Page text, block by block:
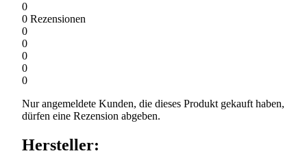
0
0 Rezensionen
0
0
0
0
0
Nur angemeldete Kunden, die dieses Produkt gekauft haben,
dürfen eine Rezension abgeben.
Hersteller: